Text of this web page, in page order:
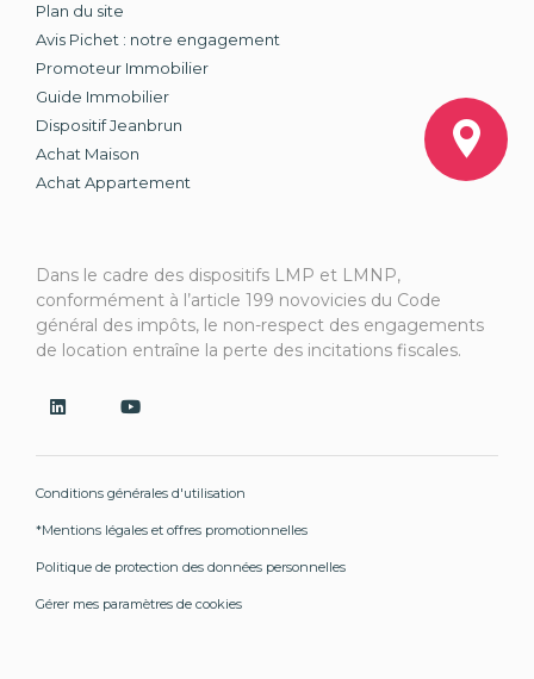
Plan du site
Avis Pichet : notre engagement
Promoteur Immobilier
Guide Immobilier
Dispositif Jeanbrun
Achat Maison
Achat Appartement
Dans le cadre des dispositifs LMP et LMNP,
conformément à l’article 199 novovicies du Code
général des impôts, le non-respect des engagements
de location entraîne la perte des incitations fiscales.
Conditions générales d'utilisation
*Mentions légales et offres promotionnelles
Politique de protection des données personnelles
Gérer mes paramètres de cookies